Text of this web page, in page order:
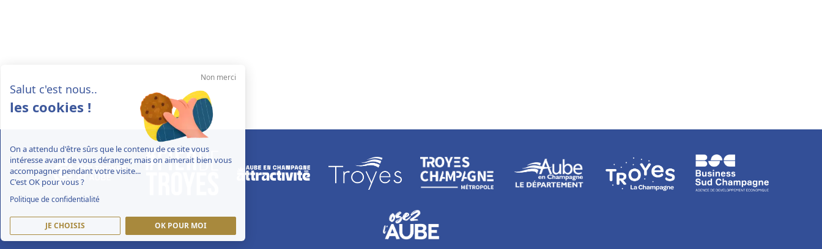
Non merci
Salut c'est nous..
les cookies !
On a attendu d'être sûrs que le contenu de ce site vous
intéresse avant de vous déranger, mais on aimerait bien vous
accompagner pendant votre visite...
C'est OK pour vous ?
Politique de confidentialité
JE CHOISIS OK POUR MOI